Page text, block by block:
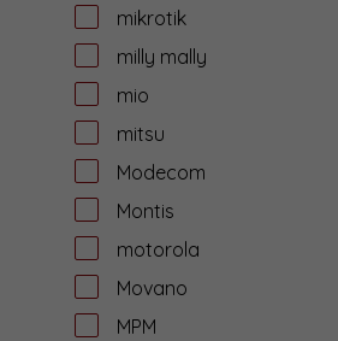
mikrotik
milly mally
mio
mitsu
Modecom
Montis
motorola
Movano
MPM